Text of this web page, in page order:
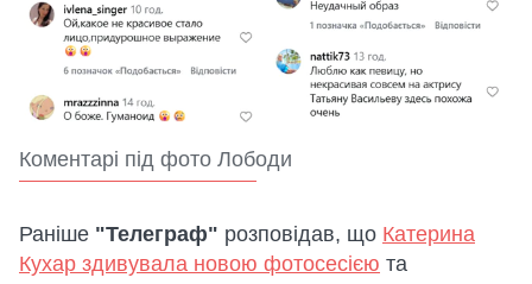
Коментарі під фото Лободи
Раніше "Телеграф" розповідав, що Катерина
Кухар здивувала новою фотосесією та